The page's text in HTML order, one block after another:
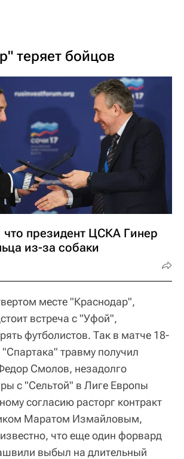
теряет бойцов
президент ЦСКА Гинер
из-за собаки
месте "Краснодар",
встреча с "Уфой",
футболистов. Так в матче 18-
"Спартака" травму получил
Смолов, незадолго
с "Сельтой" в Лиге Европы
согласию расторг контракт
Маратом Измайловым,
что еще один форвард
выбыл на длительный